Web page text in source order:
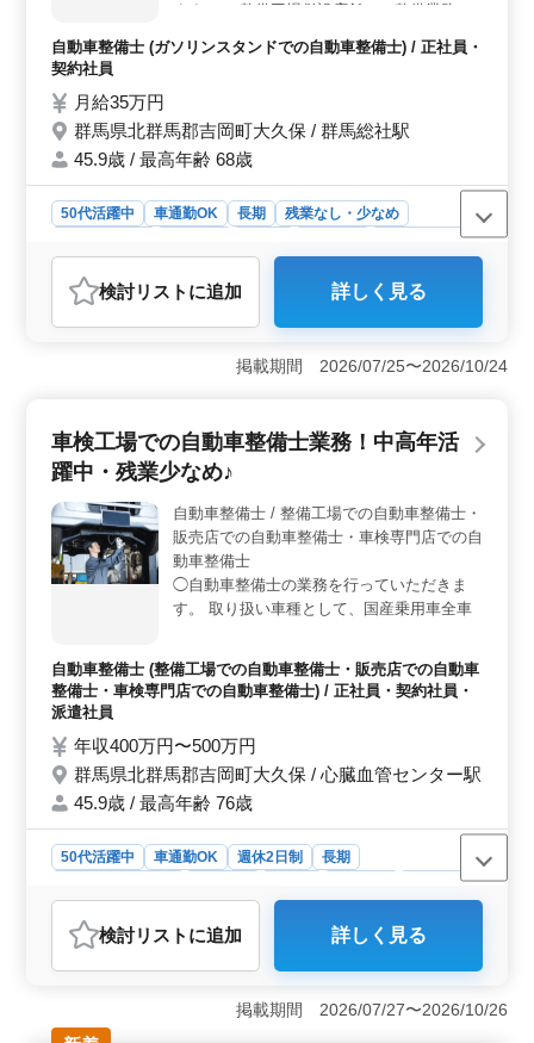
ます。 ・整備工場併設店舗での整備業務全
般（車検整備、 一般整備、オイル、タイ
ヤ、カーリース） ＊一部：接客、販売業務
自動車整備士 (ガソリンスタンドでの自動車整備士) / 正社員・
契約社員
月給35万円
群馬県北群馬郡吉岡町大久保 / 群馬総社駅
45.9歳 / 最高年齢 68歳
50代活躍中 車通勤OK 長期
残業なし・少なめ
自動車整備士
おすすめポイント
＜シニア歓迎・マイカー通勤可＞ 中高年の方が活躍中
で、マイカー通勤も可能です。主な業務は整備スタッフ
として、整備工場併設店舗での車検整備、一般整備、オ
イル交換、タイヤ交換、カーリースなど幅広い業務を担
シフト制度＞ 経験豊富なベテラン50代の方が歓迎さ
れ、チームワークを大切にした働きやすい環境です。週
5〜6日のシフト制度が導入されており、柔軟な勤務スケ
ジュールでお仕事が可能です。休日もシフト制で確保さ
れています。 ＜給与・福利厚生＞ 月給は30万円〜
35万円で、通勤手当は全額支給されます。福利厚生にも
力を入れ、雇用・労災・健康・厚生・財形の面でもサポ
ートが充実しています。寮や社宅も用意されており、遠
検討リスト に追加 詳しく見る
掲載期間 2026/07/25〜2026/10/24
車検工場での自動車整備士業務！中高年活
躍中・残業少なめ♪
自動車整備士 / 整備工場での自動車整備士・
販売店での自動車整備士・車検専門店での自
動車整備士
◯自動車整備士の業務を行っていただきま
す。 取り扱い車種として、国産乗用車全車
緊急整備、分解整備 ・車検対応 ・部品の交
換や取り付け、補修 等 ※月の残業時間は10
時間程度となっており、勤務後の予定も立て
社員割引あり。 40〜50代の方がご活躍され
ています。 中高年の方の応募をお待ちして
おります。
自動車整備士 (整備工場での自動車整備士・販売店での自動車
整備士・車検専門店での自動車整備士) / 正社員・契約社員・
派遣社員
年収400万円〜500万円
群馬県北群馬郡吉岡町大久保 / 心臓血管センター駅
45.9歳 / 最高年齢 76歳
50代活躍中 車通勤OK 週休2日制
長期
派遣社員
おすすめポイント
＜中高年活躍中の自動車整備士業務！残業少なめで安心♪
＞ 群馬県北群馬郡吉岡町大久保にある車検工場での自
動車整備士業務です。国産乗用車全般や一部外車の整備
検討リスト に追加 詳しく見る
掲載期間 2026/07/27〜2026/10/26